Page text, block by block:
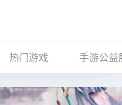
热门游戏 手游公益